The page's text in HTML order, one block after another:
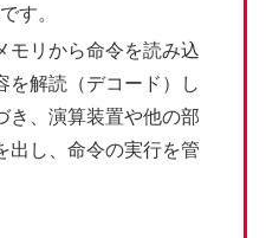
す。
モリから命令を読み込
を解読（デコード）し
き、演算装置や他の部
出し、命令の実行を管